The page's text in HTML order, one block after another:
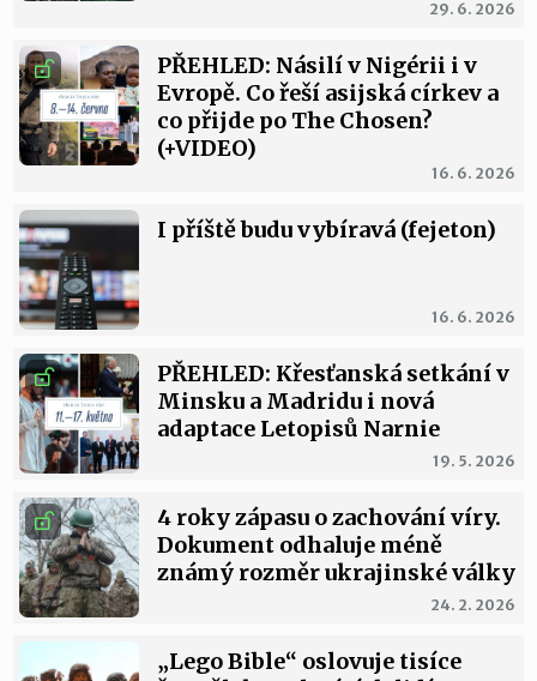
29. 6. 2026
16. 6. 2026
PŘEHLED: Násilí v Nigérii i v
Evropě. Co řeší asijská církev a
co přijde po The Chosen?
(+VIDEO)
16. 6. 2026
I příště budu vybíravá (fejeton)
19. 5. 2026
PŘEHLED: Křesťanská setkání v
Minsku a Madridu i nová
adaptace Letopisů Narnie
24. 2. 2026
4 roky zápasu o zachování víry.
Dokument odhaluje méně
známý rozměr ukrajinské války
„Lego Bible“ oslovuje tisíce